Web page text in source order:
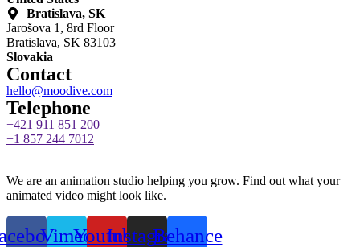
Bratislava, SK
Jarošova 1, 8rd Floor
Bratislava, SK 83103
Slovakia
Contact
hello@moodive.com
Telephone
+421 911 851 200
+1 857 244 7012
We are an animation studio helping you grow. Find out what your
animated video might look like.
VimeoYoutubeInstagramBehance